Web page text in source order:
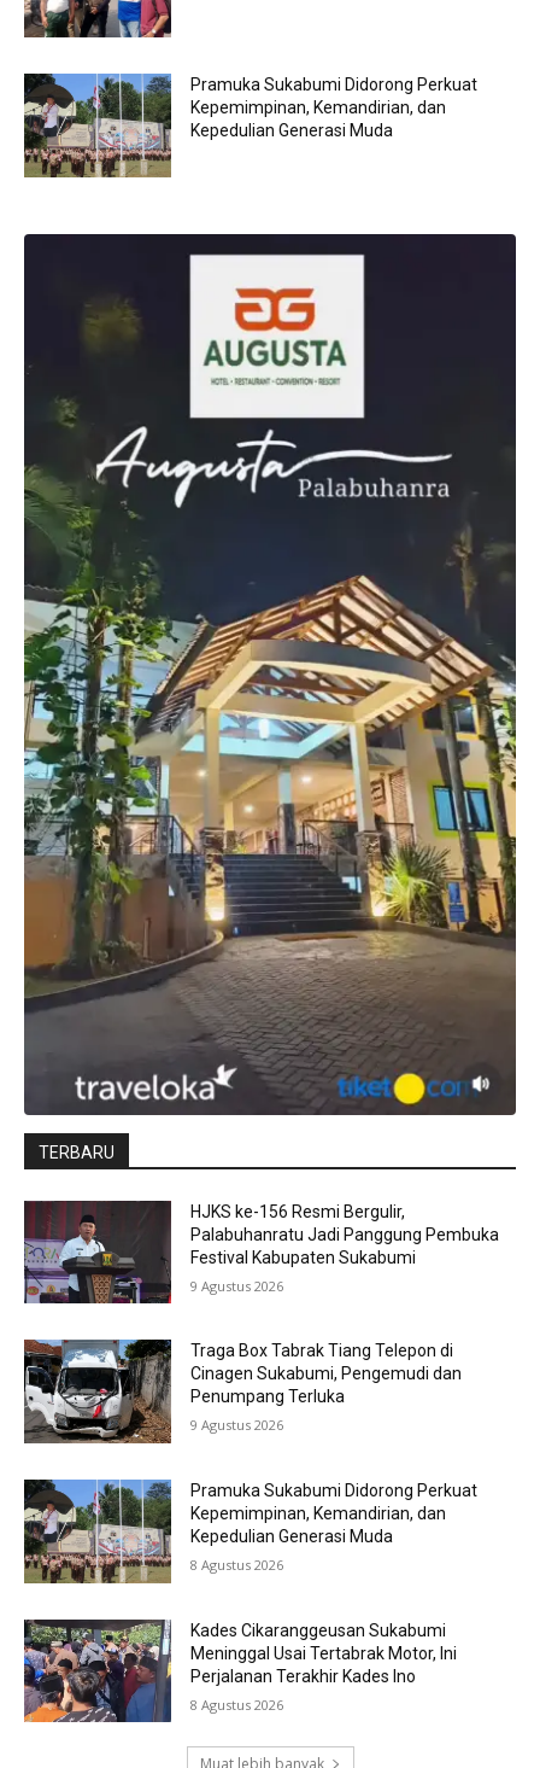
Pramuka Sukabumi Didorong Perkuat
Kepemimpinan, Kemandirian, dan
Kepedulian Generasi Muda
TERBARU
HJKS ke-156 Resmi Bergulir,
Palabuhanratu Jadi Panggung Pembuka
Festival Kabupaten Sukabumi
9 Agustus 2026
Traga Box Tabrak Tiang Telepon di
Cinagen Sukabumi, Pengemudi dan
Penumpang Terluka
9 Agustus 2026
Pramuka Sukabumi Didorong Perkuat
Kepemimpinan, Kemandirian, dan
Kepedulian Generasi Muda
8 Agustus 2026
Kades Cikaranggeusan Sukabumi
Meninggal Usai Tertabrak Motor, Ini
Perjalanan Terakhir Kades Ino
8 Agustus 2026